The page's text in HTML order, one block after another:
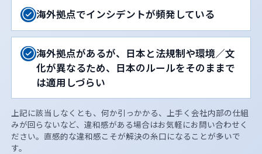
海外拠点でインシデントが頻発している
海外拠点があるが、日本と法規制や環境／文
化が異なるため、日本のルールをそのままで
は適用しづらい
上記に該当しなくとも、何か引っかかる、上手く会社内部の仕組
みが回らないなど、違和感がある場合はお気軽にお問い合わせく
ださい。直感的な違和感こそが解決の糸口になることが多いで
す。